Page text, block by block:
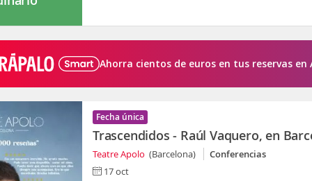
Ahorra cientos de euros en tus reservas
Fecha única
Trascendidos - Raúl Vaquero, en
Teatre Apolo (Barcelona)
Conferencias
17 oct